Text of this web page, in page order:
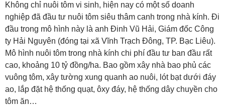
Không chỉ nuôi tôm vi sinh, hiện nay có một số doanh
nghiệp đã đầu tư nuôi tôm siêu thâm canh trong nhà kính. Đi
đầu trong mô hình này là anh Đinh Vũ Hải, Giám đốc Công
ty Hải Nguyên (đóng tại xã Vĩnh Trạch Đông, TP. Bạc Liêu).
Mô hình nuôi tôm trong nhà kính chi phí đầu tư ban đầu rất
cao, khoảng 10 tỷ đồng/ha. Bao gồm xây nhà bao phủ các
vuông tôm, xây tường xung quanh ao nuôi, lót bạt dưới đáy
ao, lắp đặt hệ thống quạt, ôxy đáy, hệ thống dây chuyền cho
tôm ăn…